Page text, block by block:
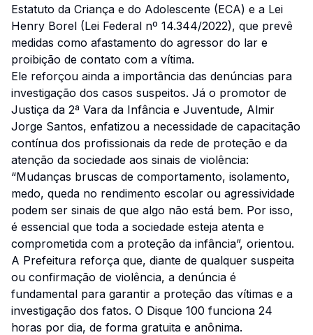
Estatuto da Criança e do Adolescente (ECA) e a Lei
Henry Borel (Lei Federal nº 14.344/2022), que prevê
medidas como afastamento do agressor do lar e
proibição de contato com a vítima.
Ele reforçou ainda a importância das denúncias para
investigação dos casos suspeitos. Já o promotor de
Justiça da 2ª Vara da Infância e Juventude, Almir
Jorge Santos, enfatizou a necessidade de capacitação
contínua dos profissionais da rede de proteção e da
atenção da sociedade aos sinais de violência:
“Mudanças bruscas de comportamento, isolamento,
medo, queda no rendimento escolar ou agressividade
podem ser sinais de que algo não está bem. Por isso,
é essencial que toda a sociedade esteja atenta e
comprometida com a proteção da infância”, orientou.
A Prefeitura reforça que, diante de qualquer suspeita
ou confirmação de violência, a denúncia é
fundamental para garantir a proteção das vítimas e a
investigação dos fatos. O Disque 100 funciona 24
horas por dia, de forma gratuita e anônima.